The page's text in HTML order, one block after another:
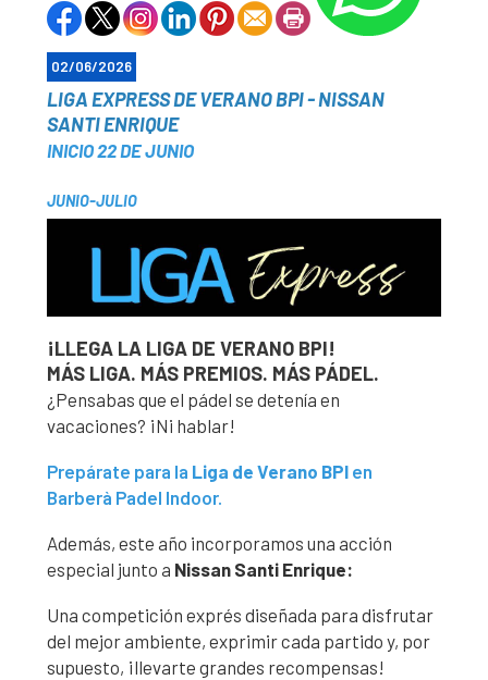
02/06/2026
LIGA EXPRESS DE VERANO BPI - NISSAN
SANTI ENRIQUE
INICIO 22 DE JUNIO
JUNIO-JULIO
¡LLEGA LA LIGA DE VERANO BPI!
MÁS LIGA. MÁS PREMIOS. MÁS PÁDEL.
¿Pensabas que el pádel se detenía en
vacaciones? ¡Ni hablar!
Prepárate para la Liga de Verano BPI en
Barberà Padel Indoor.
Además, este año incorporamos una acción
especial junto a Nissan Santi Enrique:
Una competición exprés diseñada para disfrutar
del mejor ambiente, exprimir cada partido y, por
supuesto, ¡llevarte grandes recompensas!